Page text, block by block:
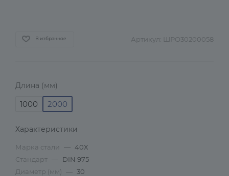
В избранное Артикул: ШРО30200058
Длина (мм)
1000 2000
Характеристики
Марка стали — 40Х
Стандарт — DIN 975
Диаметр (мм) — 30